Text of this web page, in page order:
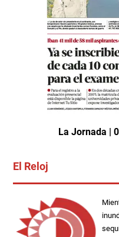
La Jornada |
El Reloj